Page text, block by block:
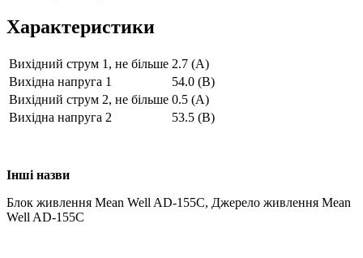
Характеристики
Вихідний струм 1, не більше 2.7 (А)
Вихідна напруга 1
54.0 (В)
Вихідний струм 2, не більше 0.5 (А)
Вихідна напруга 2
53.5 (В)
Інші назви
Блок живлення Mean Well AD-155C, Джерело живлення Mean
Well AD-155C